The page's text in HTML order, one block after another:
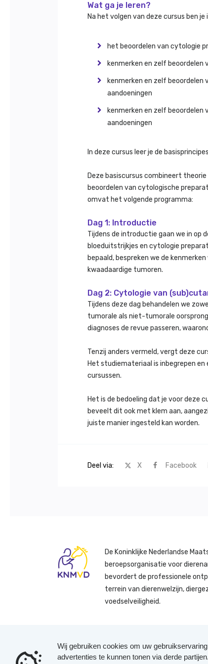
Wat ga je leren?
Na het volgen van deze cursus ben
het beoordelen van cytologie
kenmerken en zelf beoordelen
kenmerken en zelf
aandoeningen
kenmerken en zelf
aandoeningen
In deze cursus leer je de
Deze basiscursus combineert
beoordelen van cytologische
omvat het volgende programma:
Dag 1: Introductie
Tijdens de introductie gaan we in op
bloeduitstrijkjes en cytologie
bepaald, bespreken we de
kwaadaardige tumoren.
Dag 2: Cytologie van
Tijdens deze dag behandelen we
tumorale als niet-tumorale
diagnoses de revue passeren,
Tenzij anders vermeld, vergt deze
Het studiemateriaal is inbegrepen
cursussen.
Het is de bedoeling dat je voor deze
beveelt dit ook met klem aan,
juiste manier ingesteld kan worden.
Deel via: X Facebook
De Koninklijke Nederlandse
beroepsorganisatie voor
bevordert de professionele
terrein van dierenwelzijn,
voedselveiligheid.
Wij gebruiken cookies om uw
advertenties te kunnen tonen via derde